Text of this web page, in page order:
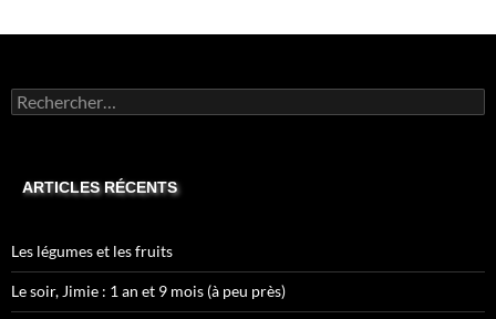
Rechercher :
ARTICLES RÉCENTS
Les légumes et les fruits
Le soir, Jimie : 1 an et 9 mois (à peu près)